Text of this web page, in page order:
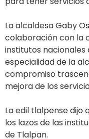
La alcaldesa Gaby
colaboración con la
institutos nacionales
especialidad de la
compromiso
mejora de los
La edil tlalpense
los lazos de las
de Tlalpan.